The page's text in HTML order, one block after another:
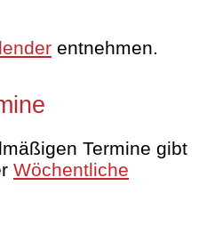
entnehmen.
Termine gibt
Wöchentliche